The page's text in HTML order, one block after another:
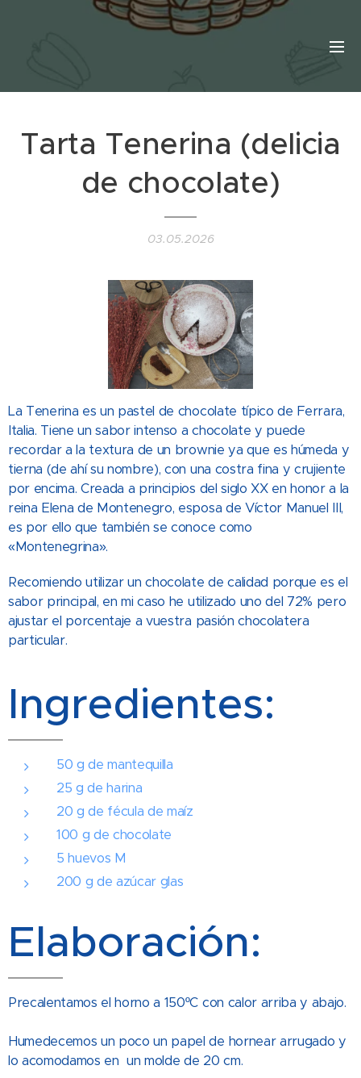
Tarta Tenerina (delicia
de chocolate)
03.05.2026
La Tenerina es un pastel de chocolate típico de Ferrara,
Italia. Tiene un sabor intenso a chocolate y puede
recordar a la textura de un brownie ya que es húmeda y
tierna (de ahí su nombre), con una costra fina y crujiente
por encima. Creada a principios del siglo XX en honor a la
reina Elena de Montenegro, esposa de Víctor Manuel III,
es por ello que también se conoce como
«Montenegrina».
Recomiendo utilizar un chocolate de calidad porque es el
sabor principal, en mi caso he utilizado uno del 72% pero
ajustar el porcentaje a vuestra pasión chocolatera
particular.
Ingredientes:
50 g de mantequilla
25 g de harina
20 g de fécula de maíz
100 g de chocolate
5 huevos M
200 g de azúcar glas
Elaboración:
Precalentamos el horno a 150ºC con calor arriba y abajo.
Humedecemos un poco un papel de hornear arrugado y
lo acomodamos en un molde de 20 cm.